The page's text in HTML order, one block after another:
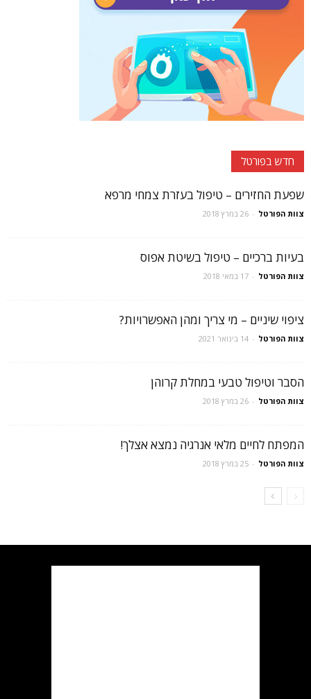
חדש בפורטל
שפעת החזירים – טיפול בעזרת צמחי מרפא
צוות הפורטל - 26 במרץ 2018
בעיות ברכיים – טיפול בשיטת אפוס
צוות הפורטל - 17 במאי 2018
ציפוי שיניים – מי צריך ומהן האפשרויות?
צוות הפורטל - 14 בינואר 2021
הסבר וטיפול טבעי במחלת קרוהן
צוות הפורטל - 26 במרץ 2018
המפתח לחיים מלאי אנרגיה נמצא אצלך!
צוות הפורטל - 25 במרץ 2018